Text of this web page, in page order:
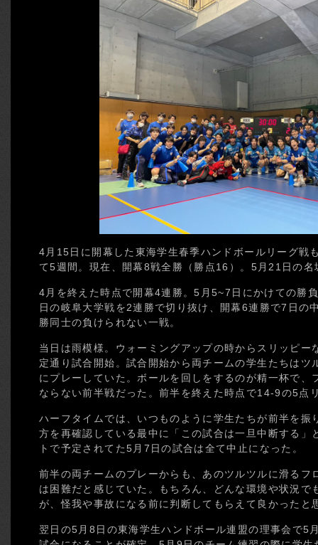
4月15日に開幕した東海学生春季ハンドボールリーグ戦
て5週間。現在、開幕8戦全勝（勝点16）。5月21日の
4月を終えた時点で開幕4連勝。5月5~7日にかけての勝
日の岐阜大学戦を2連勝で切り抜け、開幕6連勝で7日の
勝同士の負けられない一戦。
当日は雨模様。ウォーミングアップの時からスリッピー
定通り試合開始。試合開始から両チームの学生たちはツ
にプレーしていた。ボールを回しをするのが精一杯で、
ならない前半戦だった。前半を終えた時点で14-9の5点
ハーフタイムでは、いつものように学生たちが前半を振
方を再確認している最中に「この試合は一旦中断する」
トで予定されてた5月7日の試合は全て中止になった。
前半の両チームのプレーからも、あのツルツルに滑るフ
は困難だと感じていた。もちろん、どんな環境や状況で
が、怪我や事故になる前に判断してもらえて良かったと
翌日の5月8日の東海学生ハンドボール連盟の理事会で5